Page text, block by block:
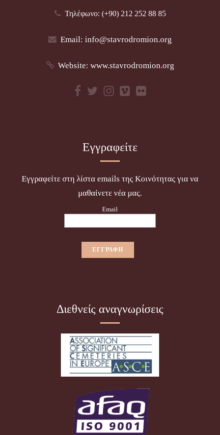
Τηλέφωνο: (+90) 212 252 88 85
Email: info@stavrodromion.org
Website: www.stavrodromion.org
Εγγραφείτε
Εγγραφείτε στη λίστα emails της Κοινότητας για να
μαθαίνετε νέα μας.
Email
Διεθνείς αναγνωρίσεις